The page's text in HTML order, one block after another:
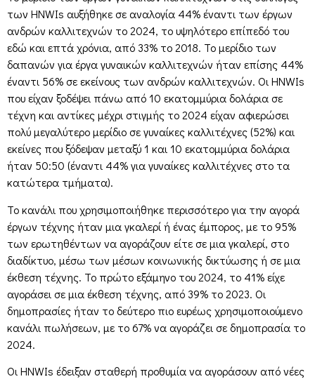
των HNWIs αυξήθηκε σε αναλογία 44% έναντι των έργων
ανδρών καλλιτεχνών το 2024, το υψηλότερο επίπεδό του
εδώ και επτά χρόνια, από 33% το 2018. Το μερίδιο των
δαπανών για έργα γυναικών καλλιτεχνών ήταν επίσης 44%
έναντι 56% σε εκείνους των ανδρών καλλιτεχνών. Οι HNWIs
που είχαν ξοδέψει πάνω από 10 εκατομμύρια δολάρια σε
τέχνη και αντίκες μέχρι στιγμής το 2024 είχαν αφιερώσει
πολύ μεγαλύτερο μερίδιο σε γυναίκες καλλιτέχνες (52%) και
εκείνες που ξόδεψαν μεταξύ 1 και 10 εκατομμύρια δολάρια
ήταν 50:50 (έναντι 44% για γυναίκες καλλιτέχνες στο τα
κατώτερα τμήματα).
Το κανάλι που χρησιμοποιήθηκε περισσότερο για την αγορά
έργων τέχνης ήταν μια γκαλερί ή ένας έμπορος, με το 95%
των ερωτηθέντων να αγοράζουν είτε σε μια γκαλερί, στο
διαδίκτυο, μέσω των μέσων κοινωνικής δικτύωσης ή σε μια
έκθεση τέχνης. Το πρώτο εξάμηνο του 2024, το 41% είχε
αγοράσει σε μια έκθεση τέχνης, από 39% το 2023. Οι
δημοπρασίες ήταν το δεύτερο πιο ευρέως χρησιμοποιούμενο
κανάλι πωλήσεων, με το 67% να αγοράζει σε δημοπρασία το
2024.
Οι HNWIs έδειξαν σταθερή προθυμία να αγοράσουν από νέες